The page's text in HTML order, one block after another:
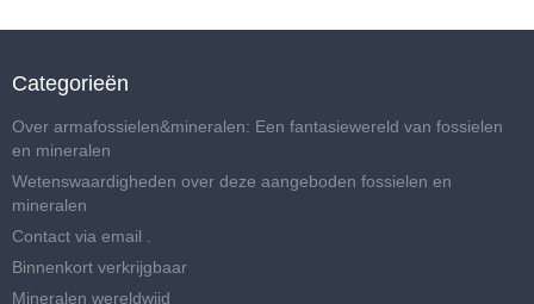
Categorieën
Over armafossielen&mineralen: Een fantasiewereld van fossielen
en mineralen
Wetenswaardigheden over deze aangeboden fossielen en
mineralen
Contact via email .
Binnenkort verkrijgbaar
Mineralen wereldwijd